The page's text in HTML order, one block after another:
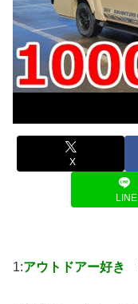
X
LINE
1:アウトドアー好き